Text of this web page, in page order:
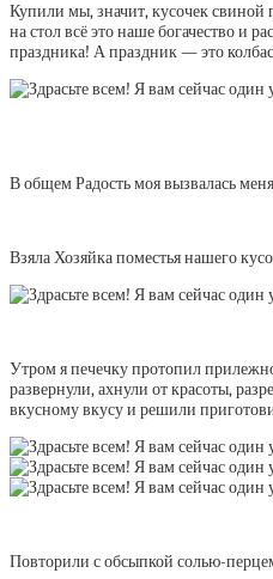
Купили мы, значит, кусочек
на стол всё это наше богачество и
праздника! А праздник — это
В общем Радость моя вызвалась
Взяла Хозяйка поместья нашего
Утром я печечку протопил
развернули, ахнули от красоты,
вкусному вкусу и решили
Повторили с обсыпкой солью-